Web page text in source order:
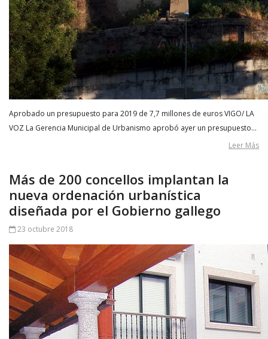
Aprobado un presupuesto para 2019 de 7,7 millones de euros VIGO/ LA
VOZ La Gerencia Municipal de Urbanismo aprobó ayer un presupuesto…
Leer Más
Más de 200 concellos implantan la
nueva ordenación urbanística
diseñada por el Gobierno gallego
23 octubre 2018